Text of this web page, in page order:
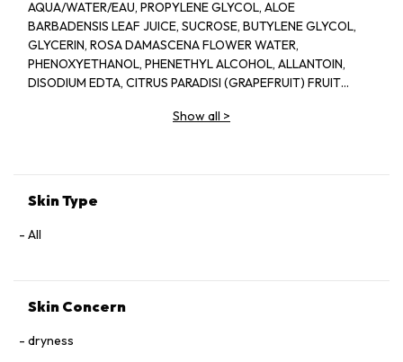
AQUA/WATER/EAU, PROPYLENE GLYCOL, ALOE
BARBADENSIS LEAF JUICE, SUCROSE, BUTYLENE GLYCOL,
GLYCERIN, ROSA DAMASCENA FLOWER WATER,
PHENOXYETHANOL, PHENETHYL ALCOHOL, ALLANTOIN,
DISODIUM EDTA, CITRUS PARADISI (GRAPEFRUIT) FRUIT
ACID, POTASSIUM SORBATE, SODIUM BENZOATE, LAPSANA
Show all >
Skin Type
All
Skin Concern
dryness